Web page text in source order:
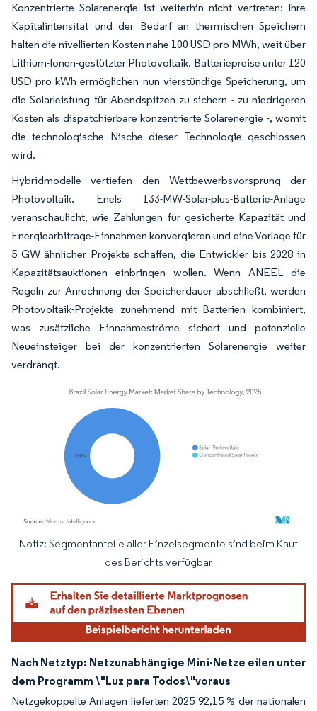
Konzentrierte Solarenergie ist weiterhin nicht vertreten: Ihre
Kapitalintensität und der Bedarf an thermischen Speichern
halten die nivellierten Kosten nahe 100 USD pro MWh, weit über
Lithium-Ionen-gestützter Photovoltaik. Batteriepreise unter 120
USD pro kWh ermöglichen nun vierstündige Speicherung, um
die Solarleistung für Abendspitzen zu sichern - zu niedrigeren
Kosten als dispatchierbare konzentrierte Solarenergie -, womit
die technologische Nische dieser Technologie geschlossen
wird.
Hybridmodelle vertiefen den Wettbewerbsvorsprung der
Photovoltaik. Enels 133-MW-Solar-plus-Batterie-Anlage
veranschaulicht, wie Zahlungen für gesicherte Kapazität und
Energiearbitrage-Einnahmen konvergieren und eine Vorlage für
5 GW ähnlicher Projekte schaffen, die Entwickler bis 2028 in
Kapazitätsauktionen einbringen wollen. Wenn ANEEL die
Regeln zur Anrechnung der Speicherdauer abschließt, werden
Photovoltaik-Projekte zunehmend mit Batterien kombiniert,
was zusätzliche Einnahmeströme sichert und potenzielle
Neueinsteiger bei der konzentrierten Solarenergie weiter
verdrängt.
Bild © Mordor Intelligence. Wiederverwendung erfordert Namensnennung
Notiz: Segmentanteile aller Einzelsegmente sind beim Kauf
des Berichts verfügbar
Nach Netztyp: Netzunabhängige Mini-Netze eilen unter
dem Programm \"Luz para Todos\"voraus
Netzgekoppelte Anlagen lieferten 2025 92,15 % der nationalen